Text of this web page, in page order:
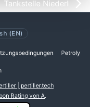
Tankstelle Niederl
(EN)
Petroly
| pertiller.tech
Rating von A.